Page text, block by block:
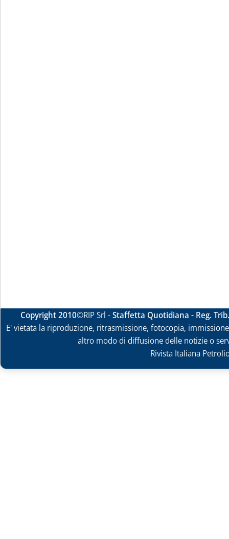
Copyright 2010©RIP Srl -Staffetta Quotidiana - Reg.
E' vietata la riproduzione, ritrasmissione, fotocopia,
altro modo di diffusione delle notizie o
Rivista Italiana